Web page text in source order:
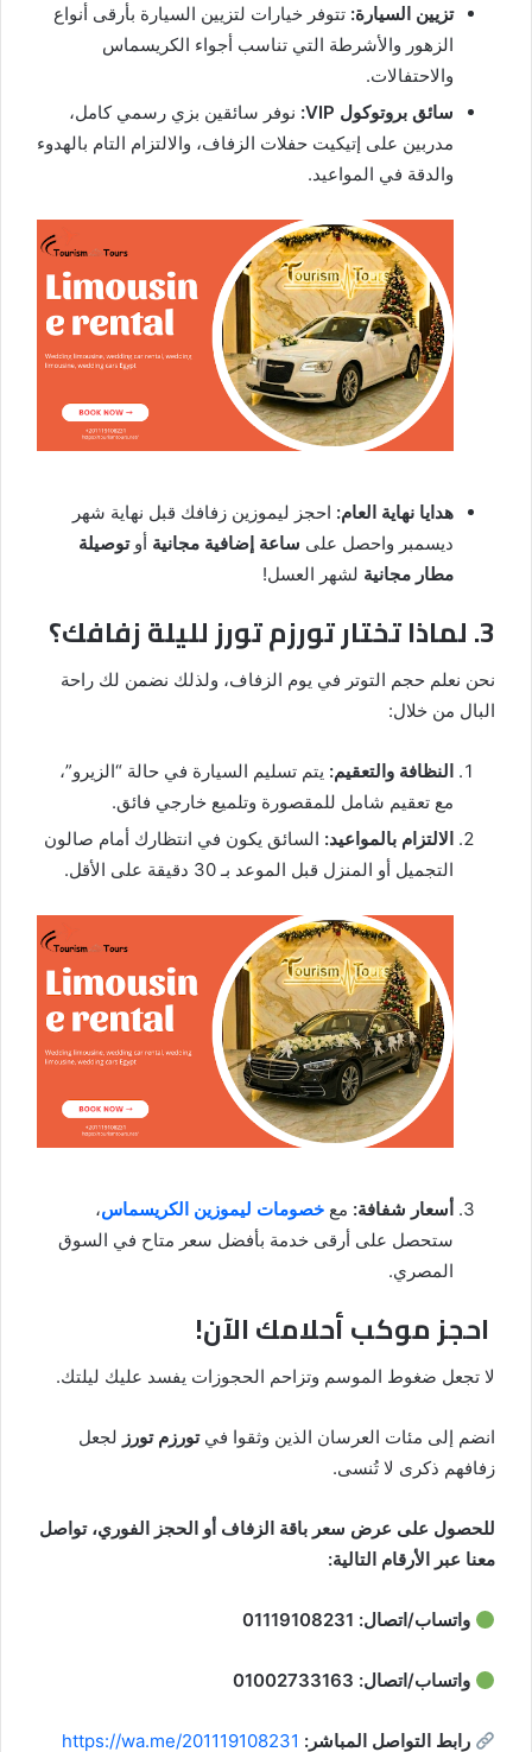
تزيين السيارة: تتوفر خيارات لتزيين السيارة بأرقى أنواع
الزهور والأشرطة التي تناسب أجواء الكريسماس
والاحتفالات.
سائق بروتوكول VIP:
نوفر سائقين بزي رسمي كامل،
مدربين على إتيكيت حفلات الزفاف، والالتزام التام بالهدوء
والدقة في المواعيد.
هدايا نهاية العام: احجز ليموزين زفافك قبل نهاية شهر
ديسمبر واحصل على ساعة إضافية مجانية أوتوصيلة
مطار مجانية لشهر العسل!
3. لماذا تختار تورزم تورز لليلة زفافك؟
نحن نعلم حجم التوتر في يوم الزفاف، ولذلك نضمن لك راحة
البال من خلال:
النظافة والتعقيم: يتم تسليم السيارة في حالة “الزيرو”،
مع تعقيم شامل للمقصورة وتلميع خارجي فائق.
الالتزام بالمواعيد: السائق يكون في انتظارك أمام صالون
التجميل أو المنزل قبل الموعد بـ 30 دقيقة على الأقل.
أسعار شفافة: مع خصومات ليموزين الكريسماس،
ستحصل على أرقى خدمة بأفضل سعر متاح في السوق
المصري.
احجز موكب أحلامك الآن!
لا تجعل ضغوط الموسم وتزاحم الحجوزات يفسد عليك ليلتك.
انضم إلى مئات العرسان الذين وثقوا فيتورزم تورز لجعل
زفافهم ذكرى لا تُنسى.
للحصول على عرض سعر باقة الزفاف أو الحجز الفوري، تواصل
معنا عبر الأرقام التالية:
واتساب/اتصال: 01119108231
واتساب/اتصال: 01002733163
رابط التواصل المباشر: https://wa.me/201119108231